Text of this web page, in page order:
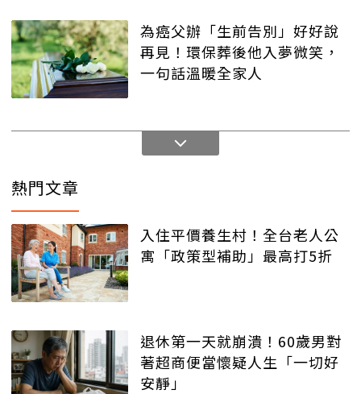
為癌父辦「生前告別」好好說
再見！環保葬後他入夢微笑，
一句話溫暖全家人
熱門文章
入住平價養生村！全台老人公
寓「政策型補助」最高打5折
退休第一天就崩潰！60歲男對
著超商便當懷疑人生「一切好
安靜」